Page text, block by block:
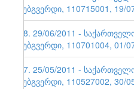
ვებგვერდი, 110715001, 19/
48. 29/06/2011 -
ვებგვერდი, 110701004, 01/
47. 25/05/2011 -
ვებგვერდი, 110527002, 30/